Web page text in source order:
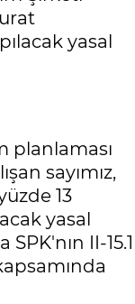
yasal
planlaması
sayımız,
13
yasal
II-15.1